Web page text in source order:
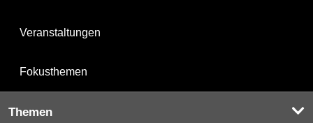
Veranstaltungen
Fokusthemen
Themen